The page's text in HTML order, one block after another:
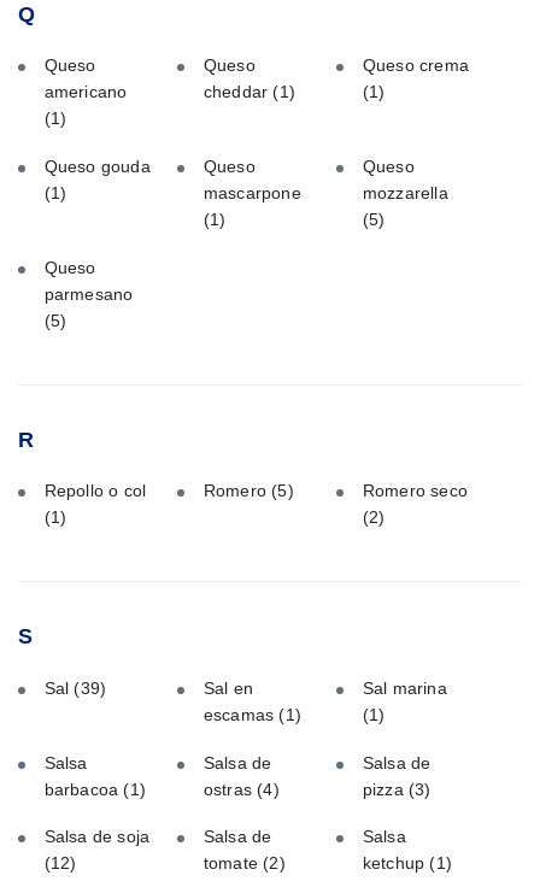
Q
Queso
americano
(1)
Queso
cheddar(1)
Queso crema
(1)
Queso gouda
(1)
Queso
mascarpone
(1)
Queso
mozzarella
(5)
Queso
parmesano
(5)
R
Repollo o col
(1)
Romero(5)
Romero seco
(2)
S
Sal(39)
Sal en
escamas(1)
Sal marina
(1)
Salsa
barbacoa(1)
Salsa de
ostras(4)
Salsa de
pizza(3)
Salsa de soja
(12)
Salsa de
tomate(2)
Salsa
ketchup(1)